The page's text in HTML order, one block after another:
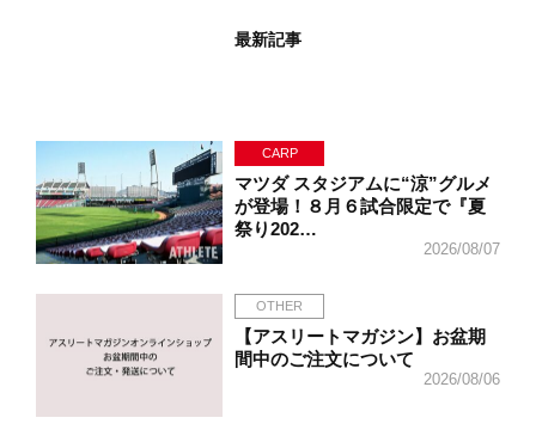
最新記事
CARP
マツダ スタジアムに“涼”グルメ
が登場！８月６試合限定で『夏
祭り202…
2026/08/07
OTHER
【アスリートマガジン】お盆期
間中のご注文について
2026/08/06